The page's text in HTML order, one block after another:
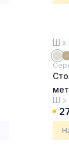
Ш х
Ш х